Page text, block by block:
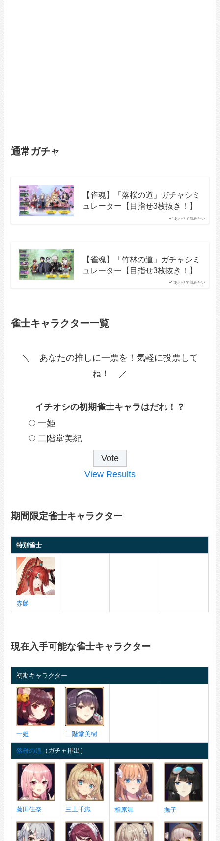
通常ガチャ
あわせて読みたい
【雀魂】「落桜の道」ガチャシミ
ュレーター【目指せ3枚抜き！】
あわせて読みたい
【雀魂】「竹林の道」ガチャシミ
ュレーター【目指せ3枚抜き！】
雀士キャラクター一覧
＼ あなたの推しに一票を！気軽に投票して
ね！ ／
イチオシの初期雀士キャラはだれ！？
一姫
二階堂美紀
View Results
期間限定雀士キャラクター
特別雀士
赤麟
現在入手可能な雀士キャラクター
初期キャラクター
一姫 二階堂美樹
落桜の道 （ガチャ排出）
藤田佳奈 三上千織 相原舞 撫子